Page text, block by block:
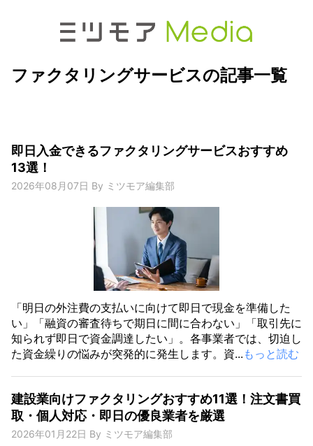
ファクタリングサービスの記事一覧
即日入金できるファクタリングサービスおすすめ
13選！
2026年08月07日 By ミツモア編集部
「明日の外注費の支払いに向けて即日で現金を準備した
い」「融資の審査待ちで期日に間に合わない」「取引先に
知られず即日で資金調達したい」。各事業者では、切迫し
た資金繰りの悩みが突発的に発生します。資... もっと読む
建設業向けファクタリングおすすめ11選！注文書買
取・個人対応・即日の優良業者を厳選
2026年01月22日 By ミツモア編集部